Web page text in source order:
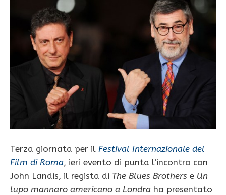
Terza giornata per il Festival Internazionale del
Film di Roma, ieri evento di punta l’incontro con
John Landis, il regista di The Blues Brothers e Un
lupo mannaro americano a Londra ha presentato